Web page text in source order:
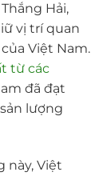
Hải,
vị trí quan
Việt Nam.
từ các
đã đạt
lượng
này, Việt